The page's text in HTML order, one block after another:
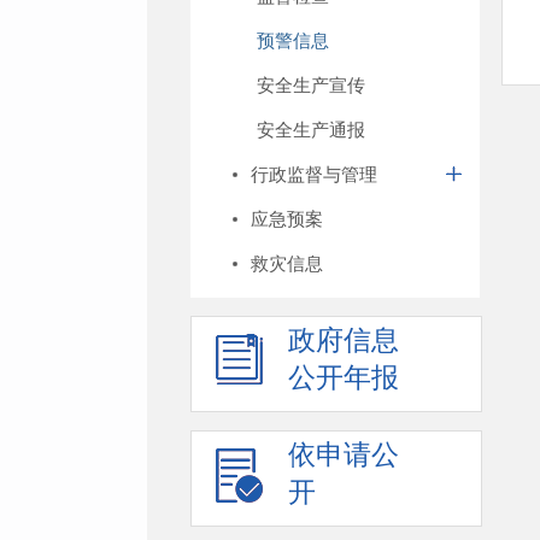
预警信息
安全生产宣传
安全生产通报
行政监督与管理
应急预案
救灾信息
政府信息
公开年报
依申请公
开